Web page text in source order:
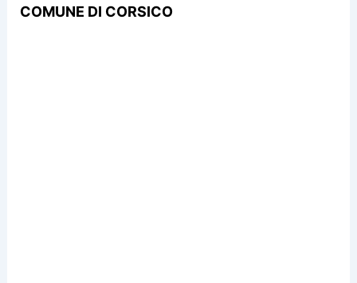
COMUNE DI CORSICO